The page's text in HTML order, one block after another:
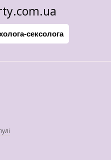
сексолога